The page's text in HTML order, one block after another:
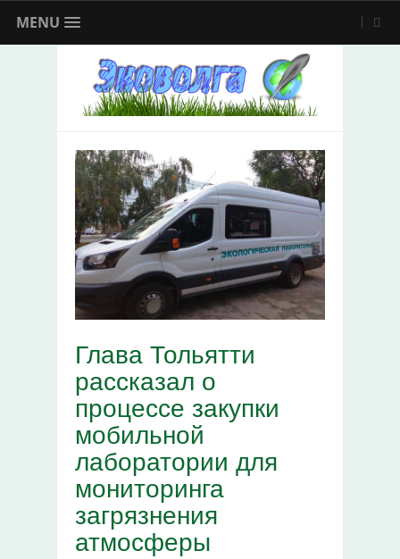
MENU
Глава Тольятти
рассказал о
процессе закупки
мобильной
лаборатории для
мониторинга
загрязнения
атмосферы